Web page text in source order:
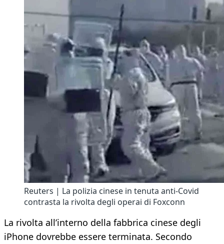
Reuters | La polizia cinese in tenuta anti-Covid
contrasta la rivolta degli operai di Foxconn
La rivolta all’interno della fabbrica cinese degli
iPhone dovrebbe essere terminata. Secondo